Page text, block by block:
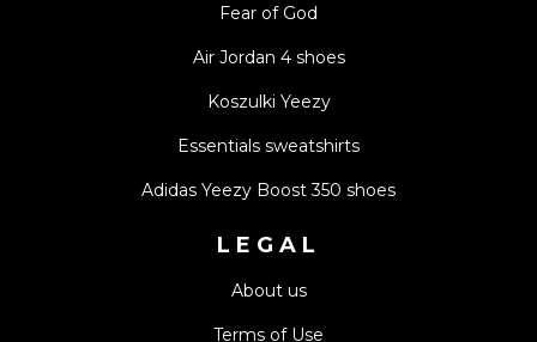
Fear of God
Air Jordan 4 shoes
Koszulki Yeezy
Essentials sweatshirts
Adidas Yeezy Boost 350 shoes
LEGAL
About us
Terms of Use